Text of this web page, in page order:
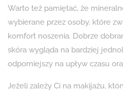
Warto też pamiętać, że
wybierane przez osoby, które
komfort noszenia. Dobrze
skóra wygląda na bardziej
odporniejszy na upływ czasu
Jeżeli zależy Ci na makijażu,